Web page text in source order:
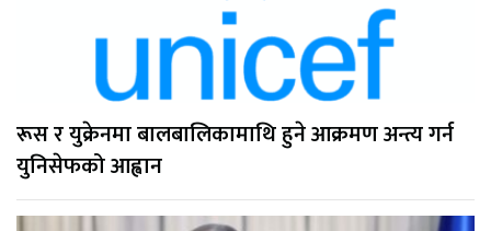
रूस र युक्रेनमा बालबालिकामाथि हुने आक्रमण अन्त्य गर्न
युनिसेफको आह्वान